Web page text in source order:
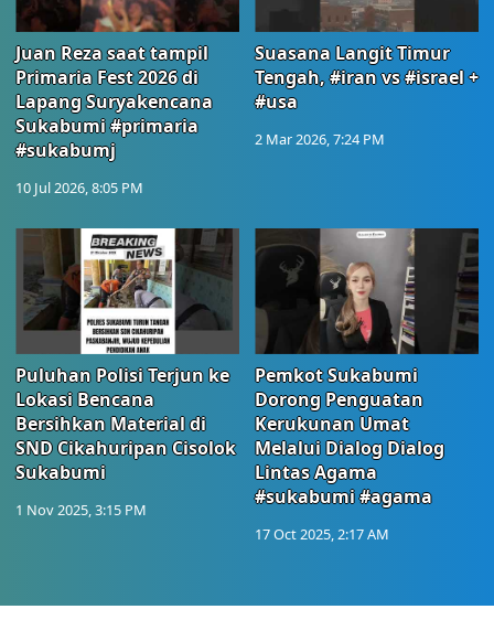
Juan Reza saat tampil
Primaria Fest 2026 di
Lapang Suryakencana
Sukabumi #primaria
#sukabumj
10 Jul 2026, 8:05 PM
Suasana Langit Timur
Tengah, #iran vs #israel +
#usa
2 Mar 2026, 7:24 PM
Puluhan Polisi Terjun ke
Lokasi Bencana
Bersihkan Material di
SND Cikahuripan Cisolok
Sukabumi
1 Nov 2025, 3:15 PM
Pemkot Sukabumi
Dorong Penguatan
Kerukunan Umat
Melalui Dialog Dialog
Lintas Agama
#sukabumi #agama
17 Oct 2025, 2:17 AM